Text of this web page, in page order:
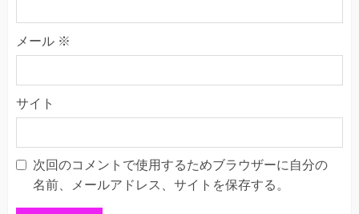
メール ※
サイト
次回のコメントで使用するためブラウザーに自分の
名前、メールアドレス、サイトを保存する。